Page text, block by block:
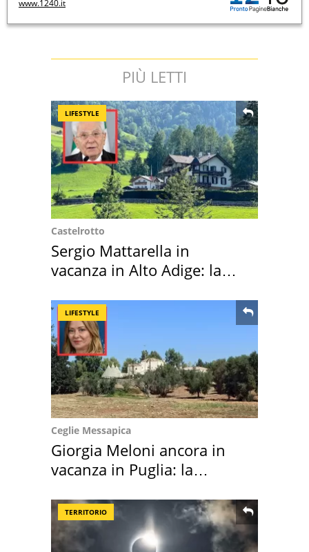
www.1240.it
PIÙ LETTI
LIFESTYLE
Castelrotto
Sergio Mattarella in
vacanza in Alto Adige: la
LIFESTYLE
Ceglie Messapica
Giorgia Meloni ancora in
vacanza in Puglia: la
TERRITORIO